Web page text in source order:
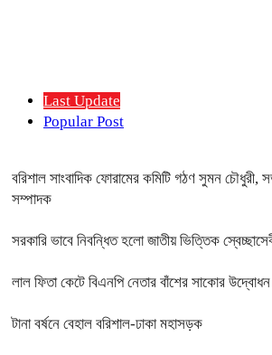
Last Update
Popular Post
বরিশাল সাংবাদিক ফোরামের কমিটি গঠণ সুমন চৌধুরী,
সম্পাদক
সরকারি ভাবে নিবন্ধিত হলো জাতীয় ভিত্তিক
লাল ফিতা কেটে বিএনপি নেতার বাঁশের সাকোর উদ্বোধন
টানা বর্ষনে বেহাল বরিশাল-ঢাকা মহাসড়ক